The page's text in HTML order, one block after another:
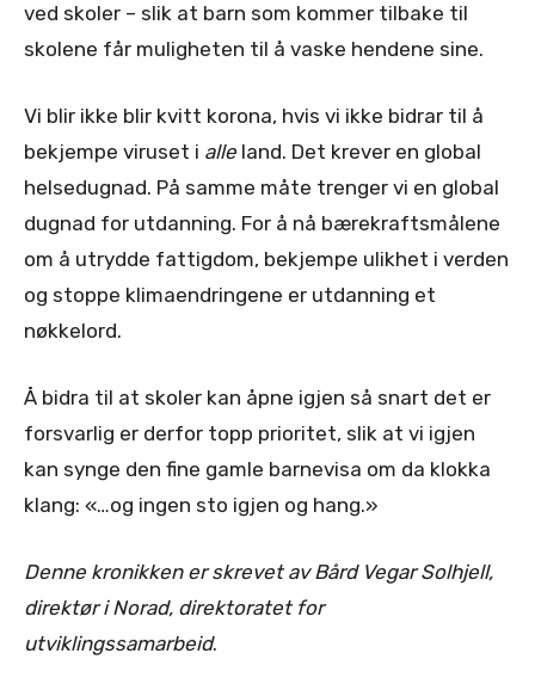
ved skoler – slik at barn som kommer tilbake til
skolene får muligheten til å vaske hendene sine.
Vi blir ikke blir kvitt korona, hvis vi ikke bidrar til å
bekjempe viruset i alle land. Det krever en global
helsedugnad. På samme måte trenger vi en global
dugnad for utdanning. For å nå bærekraftsmålene
om å utrydde fattigdom, bekjempe ulikhet i verden
og stoppe klimaendringene er utdanning et
nøkkelord.
Å bidra til at skoler kan åpne igjen så snart det er
forsvarlig er derfor topp prioritet, slik at vi igjen
kan synge den fine gamle barnevisa om da klokka
klang: «…og ingen sto igjen og hang.»
Denne kronikken er skrevet av Bård Vegar Solhjell,
direktør i Norad, direktoratet for
utviklingssamarbeid.